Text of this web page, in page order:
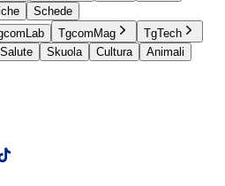
Schede
TgcomMag
TgTech
Salute Skuola Cultura
Animali